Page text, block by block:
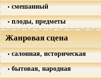
смешанный
плоды, предметы
Жанровая сцена
салонная, историческая
бытовая, народная